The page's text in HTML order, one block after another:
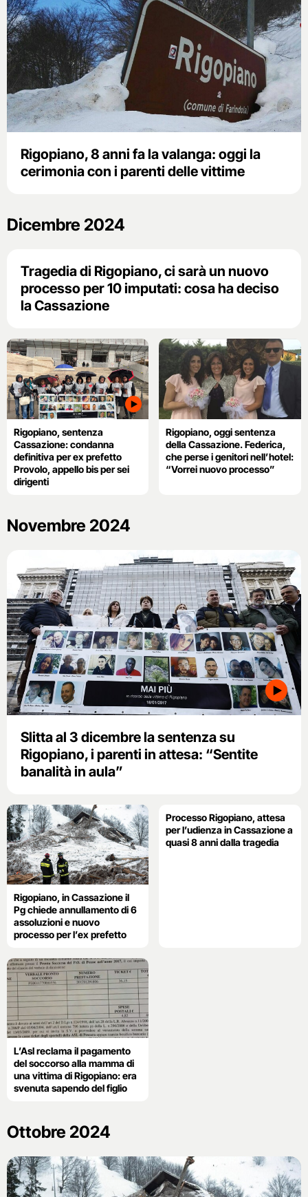
Rigopiano, 8 anni fa la valanga: oggi la
cerimonia con i parenti delle vittime
Dicembre 2024
Tragedia di Rigopiano, ci sarà un nuovo
processo per 10 imputati: cosa ha deciso
la Cassazione
Rigopiano, sentenza
Cassazione: condanna
definitiva per ex prefetto
Provolo, appello bis per sei
dirigenti
Rigopiano, oggi sentenza
della Cassazione. Federica,
che perse i genitori nell’hotel:
“Vorrei nuovo processo”
Novembre 2024
Slitta al 3 dicembre la sentenza su
Rigopiano, i parenti in attesa: “Sentite
banalità in aula”
Rigopiano, in Cassazione il
Pg chiede annullamento di 6
assoluzioni e nuovo
processo per l’ex prefetto
Processo Rigopiano, attesa
per l’udienza in Cassazione a
quasi 8 anni dalla tragedia
L’Asl reclama il pagamento
del soccorso alla mamma di
una vittima di Rigopiano: era
svenuta sapendo del figlio
Ottobre 2024